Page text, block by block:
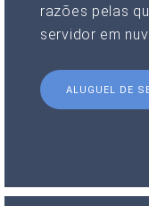
razões pelas
servidor em
ALUGUEL DE